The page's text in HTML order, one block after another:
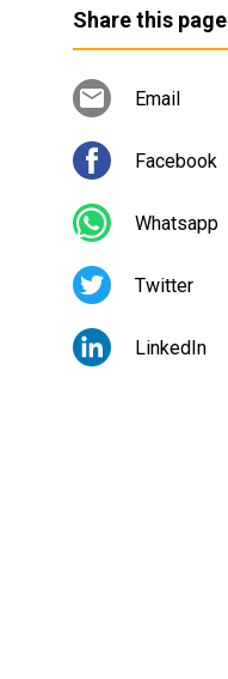
Share this page
Email
Facebook
Whatsapp
Twitter
LinkedIn